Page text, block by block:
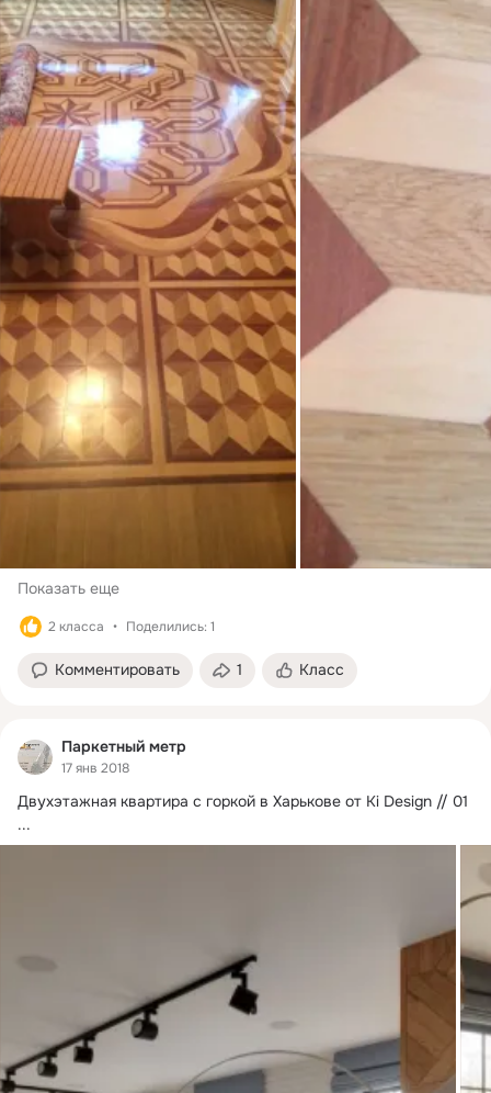
Показать еще
2 класса Поделились: 1
Комментировать 1 Класс
Паркетный метр
17 янв 2018
Двухэтажная квартира с горкой в Харькове от Ki Design // 01
...